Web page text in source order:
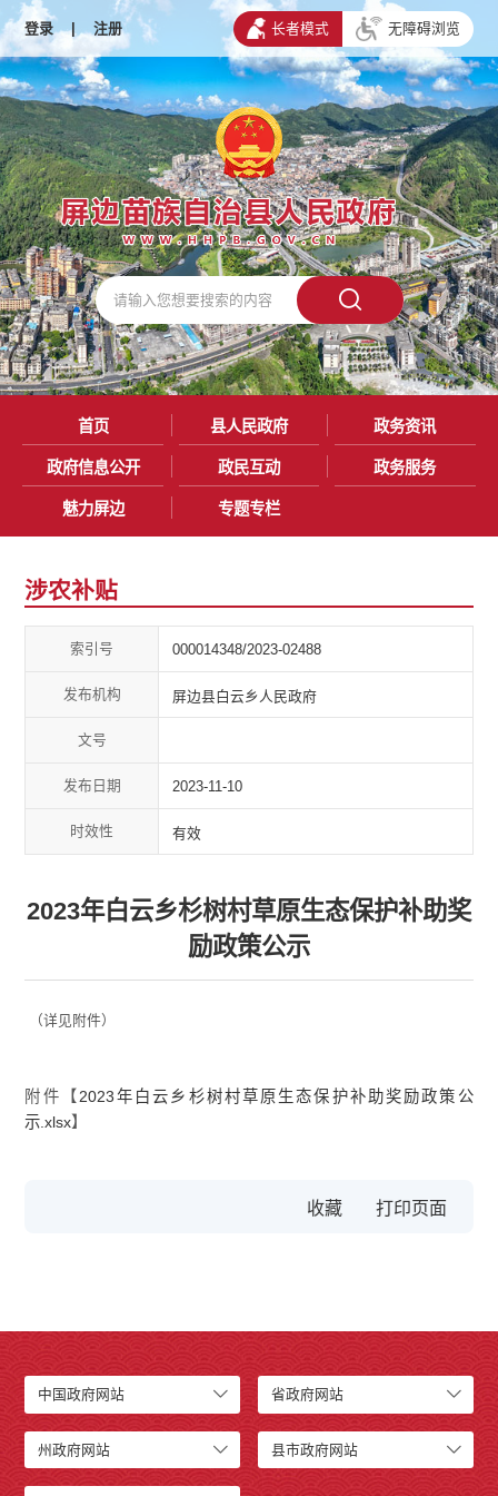
登录 | 注册 长者模式 无障碍浏览
首页 县人民政府 政务资讯
政府信息公开 政民互动 政务服务
魅力屏边 专题专栏
涉农补贴
索引号 000014348/2023-02488
发布机构 屏边县白云乡人民政府
文号
发布日期 2023-11-10
时效性 有效
2023年白云乡杉树村草原生态保护补助奖
励政策公示
（详见附件）
附件【 2023年白云乡杉树村草原生态保护补助奖励政策公
示.xlsx】
收藏
中国政府网站 省政府网站
州政府网站 县市政府网站